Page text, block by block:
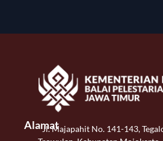
AlamatJl. Majapahit No. 141-143,